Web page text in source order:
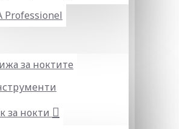
Professionel
за ноктите
за нокти